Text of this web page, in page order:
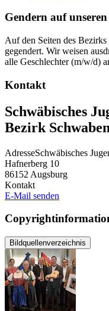
Gendern auf
Auf den Seiten des
gegendert. Wir weisen
alle Geschlechter (m/w/d)
Kontakt
Schwäbisches
Bezirk Schwaben
AdresseSchwäbisches
Hafnerberg 10
86152 Augsburg
Kontakt
E-Mail senden
Bildquellenverzeichnis